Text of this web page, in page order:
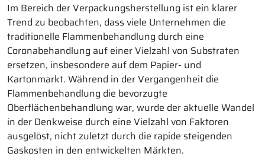
Im Bereich der Verpackungsherstellung ist ein klarer
Trend zu beobachten, dass viele Unternehmen die
traditionelle Flammenbehandlung durch eine
Coronabehandlung auf einer Vielzahl von Substraten
ersetzen, insbesondere auf dem Papier- und
Kartonmarkt. Während in der Vergangenheit die
Flammenbehandlung die bevorzugte
Oberflächenbehandlung war, wurde der aktuelle Wandel
in der Denkweise durch eine Vielzahl von Faktoren
ausgelöst, nicht zuletzt durch die rapide steigenden
Gaskosten in den entwickelten Märkten.